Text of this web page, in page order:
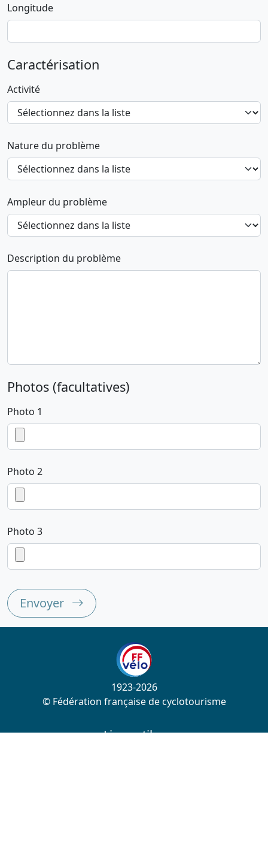
Longitude
Caractérisation
Activité
Nature du problème
Ampleur du problème
Description du problème
Photos (facultatives)
Photo 1
Photo 2
Photo 3
Envoyer
1923-2026
© Fédération française de cyclotourisme
Liens utiles